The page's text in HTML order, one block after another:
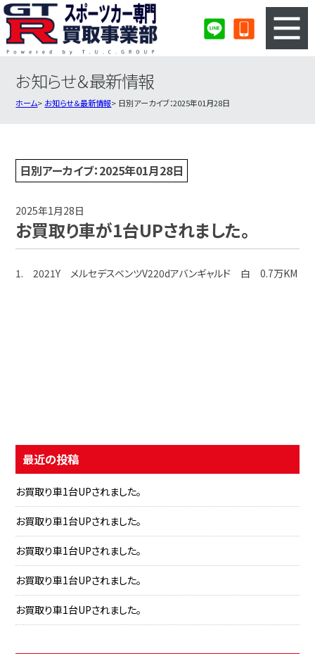
3ステップのカンタン査定
スポーツカー買取実績 会社概要・店舗紹介・MAP
お知らせ＆最新情報
ホーム お知らせ＆最新情報 日別アーカイブ：2025年01月28日
日別アーカイブ：2025年01月28日
2025年1月28日
お買取り車が1台UPされました。
1. 2021Y メルセデスベンツV220dアバンギャルド 白 0.7万KM
最近の投稿
お買取り車1台UPされました。
お買取り車1台UPされました。
お買取り車1台UPされました。
お買取り車1台UPされました。
お買取り車1台UPされました。